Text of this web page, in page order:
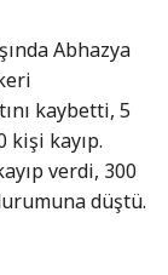
Abhazya
kaybetti, 5
kişi kayıp.
verdi, 300
düştü.